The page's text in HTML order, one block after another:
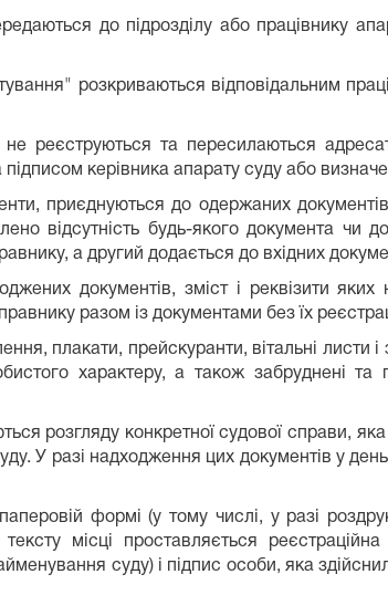
до підрозділу або працівнику
розкриваються відповідальним
реєструються та пересилаються
керівника апарату суду або
приєднуються до одержаних
відсутність будь-якого документа
а другий додається до вхідних
документів, зміст і реквізити
разом із документами без їх
плакати, прейскуранти, вітальні
характеру, а також забруднені
розгляду конкретної судової справи,
У разі надходження цих документів у
формі (у тому числі, у разі
місці проставляється
суду) і підпис особи, яка